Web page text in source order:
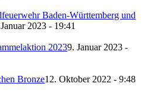
Baden-Württemberg und
2023 - 19:41
20239. Januar 2023 -
Bronze12. Oktober 2022 - 9:48